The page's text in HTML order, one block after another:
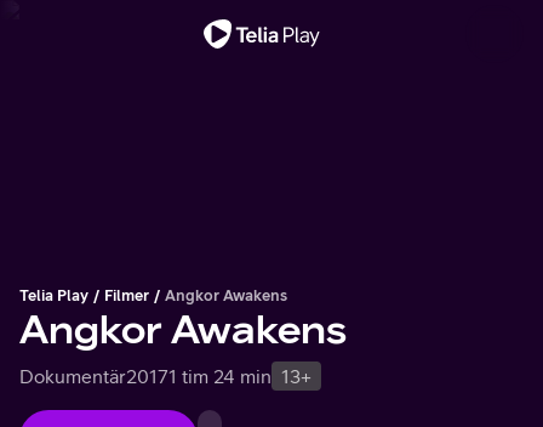
Telia Play Filmer Angkor Awakens
Angkor Awakens
Dokumentär20171 tim 24 min 13+